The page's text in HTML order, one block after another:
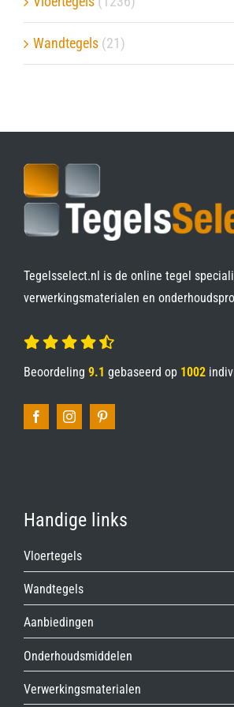
Verwerkingsmaterialen
Contact
Wandtegels (21)
Tegelsselect.nl is de online tegel
verwerkingsmaterialen en
Beoordeling 9.1 gebaseerd op 1002
Handige links
Vloertegels
Wandtegels
Aanbiedingen
Onderhoudsmiddelen
Verwerkingsmaterialen